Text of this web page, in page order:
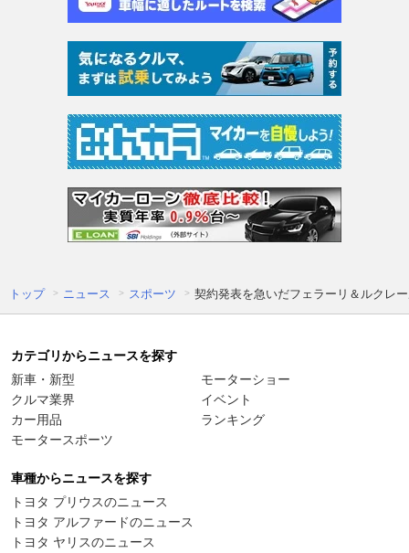
トップ ニュース スポーツ 契約発表を急いだフェラーリ＆ルクレ
カテゴリからニュースを探す
新車・新型
クルマ業界
カー用品
モータースポーツ
モーターショー
イベント
ランキング
車種からニュースを探す
トヨタ プリウスのニュース
トヨタ アルファードのニュース
トヨタ ヤリスのニュース